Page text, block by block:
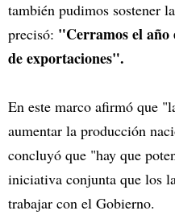
también pudimos sostener
precisó: "Cerramos el año
de exportaciones".
En este marco afirmó que
aumentar la producción
concluyó que "hay que
iniciativa conjunta que los
trabajar con el Gobierno.